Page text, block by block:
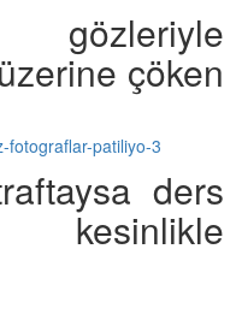
çöken
ders